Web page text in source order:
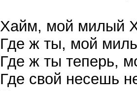
Хайм, мой милый
Где ж ты, мой
Где ж ты теперь,
Где свой несешь